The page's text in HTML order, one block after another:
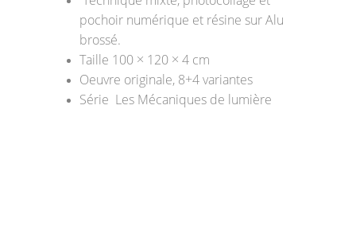
pochoir numérique et résine sur Alu
brossé.
Taille 100 × 120 × 4 cm
Oeuvre originale, 8+4 variantes
Série  Les Mécaniques de lumière